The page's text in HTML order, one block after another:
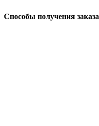
Способы получения заказа